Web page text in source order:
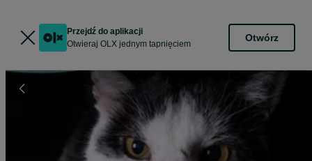
Przejdź do aplikacji
Otwieraj OLX jednym tapnięciem
Otwórz